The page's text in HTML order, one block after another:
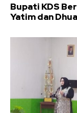
Bupati KDS
Yatim dan